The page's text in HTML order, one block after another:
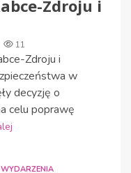
Zdroju i
11
Zdroju i
w
decyzję o
celu poprawę
WYDARZENIA